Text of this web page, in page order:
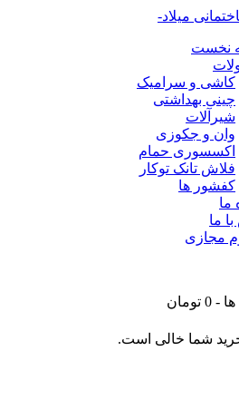
نخست
کاشی و سرامیک
چینی بهداشتی
شیرآلات
وان و جکوزی
اکسسوری حمام
فلاش تانک توکار
کفشور ها
ما
ما
مجازی
-
0 تومان
شما خالی است.